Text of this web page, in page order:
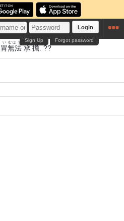
Login
Forgot password
Sign Up
胃
い
無法
むほう
承
しょう
擔
たん
. ??